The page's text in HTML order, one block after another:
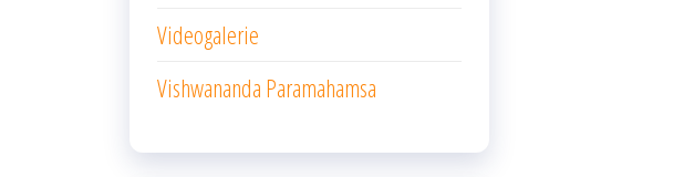
Videogalerie
Vishwananda Paramahamsa